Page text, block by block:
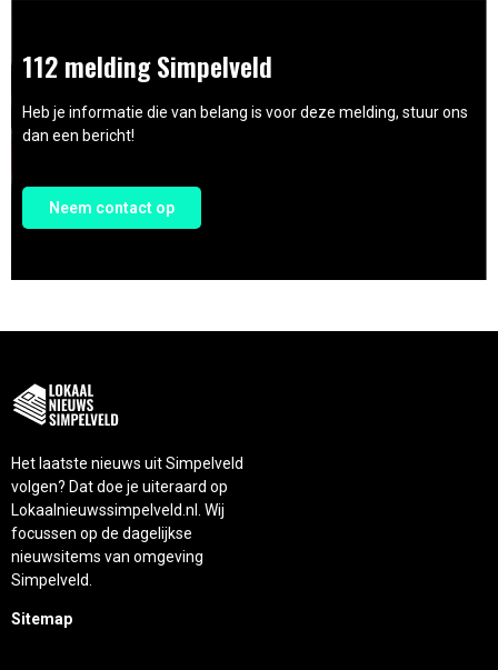
112 melding Simpelveld
Heb je informatie die van belang is voor deze melding, stuur ons
dan een bericht!
Neem contact op
Het laatste nieuws uit Simpelveld
volgen? Dat doe je uiteraard op
Lokaalnieuwssimpelveld.nl. Wij
focussen op de dagelijkse
nieuwsitems van omgeving
Simpelveld.
Sitemap